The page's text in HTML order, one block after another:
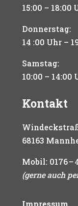
15:00 – 18:00
Donnerstag:
14 :00 Uhr –
Samstag:
10:00 – 14:00
Kontakt
68163
Mobil: 0176 –
(gerne auch
Impressum